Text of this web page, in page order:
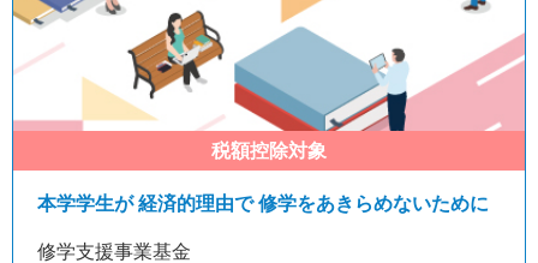
本学学生が 経済的理由で 修学をあきらめないために
修学支援事業基金